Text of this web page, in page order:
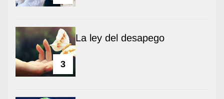
3
La ley del desapego